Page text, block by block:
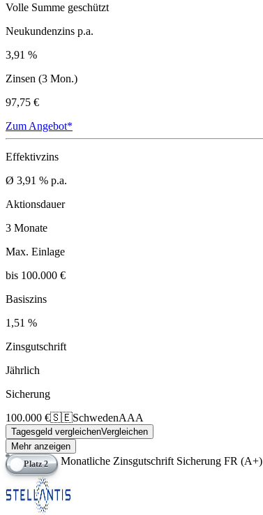
Volle Summe geschützt
Neukundenzins p.a.
3,91 %
Zinsen (3 Mon.)
97,75 €
Zum Angebot*
Effektivzins
Ø 3,91 % p.a.
Aktionsdauer
3 Monate
Max. Einlage
bis 100.000 €
Basiszins
1,51 %
Zinsgutschrift
Jährlich
Sicherung
100.000 €🇸🇪SchwedenAAA
Tagesgeld vergleichenVergleichen
Mehr anzeigen
Platz 2 Monatliche ZinsgutschriftSicherung FR (A+)